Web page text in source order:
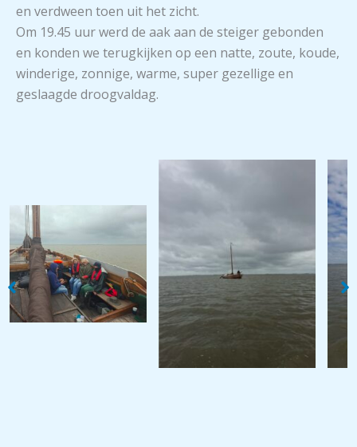
en verdween toen uit het zicht.
Om 19.45 uur werd de aak aan de steiger gebonden
en konden we terugkijken op een natte, zoute, koude,
winderige, zonnige, warme, super gezellige en
geslaagde droogvaldag.